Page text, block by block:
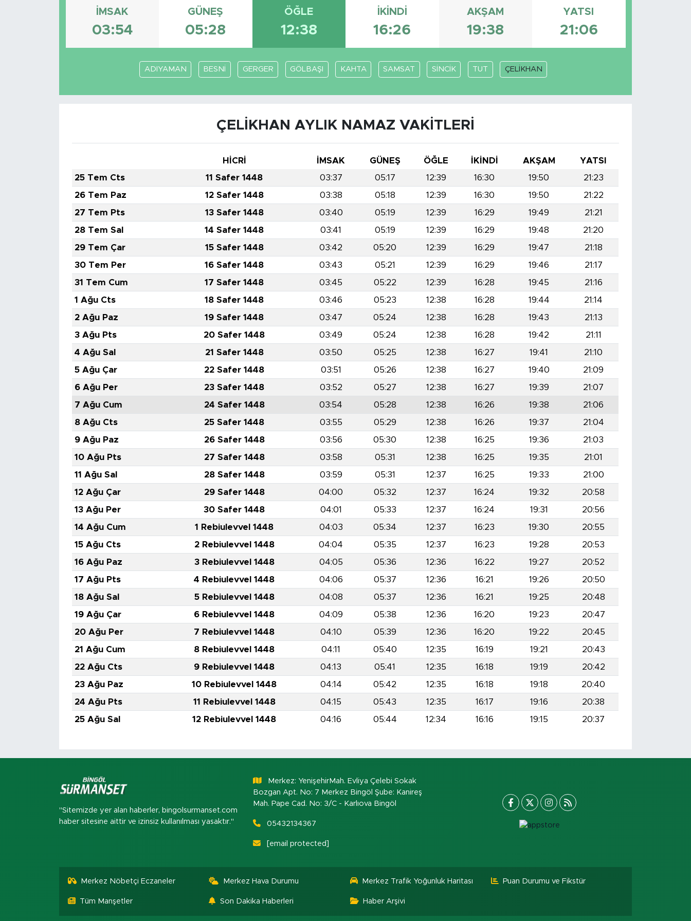
İMSAK
03:54
GÜNEŞ
05:28
ÖĞLE
12:38
İKINDI
16:26
AKŞAM
19:38
YATSI
21:06
ADIYAMAN BESNİ GERGER GÖLBAŞI KAHTA SAMSAT SİNCİK TUT ÇELİKHAN
ÇELİKHAN AYLIK NAMAZ VAKITLERI
HİCRİ İMSAK GÜNEŞ ÖĞLE İKINDI AKŞAM
YATSI
25 Tem Cts
11 Safer 1448 03:37 05:17 12:39 16:30 19:50
21:23
26 Tem Paz
12 Safer 1448 03:38 05:18 12:39 16:30 19:50
21:22
27 Tem Pts
13 Safer 1448 03:40 05:19 12:39 16:29 19:49
21:21
28 Tem Sal
14 Safer 1448 03:41 05:19 12:39 16:29 19:48
21:20
29 Tem Çar
15 Safer 1448 03:42 05:20 12:39 16:29 19:47
21:18
30 Tem Per
16 Safer 1448 03:43 05:21 12:39 16:29 19:46
21:17
31 Tem Cum
17 Safer 1448 03:45 05:22 12:39 16:28 19:45
21:16
1 Ağu Cts
18 Safer 1448 03:46 05:23 12:38 16:28 19:44
21:14
2 Ağu Paz
19 Safer 1448 03:47 05:24 12:38 16:28 19:43
21:13
3 Ağu Pts
20 Safer 1448 03:49 05:24 12:38 16:28 19:42
21:11
4 Ağu Sal
21 Safer 1448 03:50 05:25 12:38 16:27 19:41
21:10
5 Ağu Çar
22 Safer 1448 03:51 05:26 12:38 16:27 19:40
21:09
6 Ağu Per
23 Safer 1448 03:52 05:27 12:38 16:27 19:39
21:07
7 Ağu Cum
24 Safer 1448 03:54 05:28 12:38 16:26 19:38
21:06
8 Ağu Cts
25 Safer 1448 03:55 05:29 12:38 16:26 19:37
21:04
9 Ağu Paz
26 Safer 1448 03:56 05:30 12:38 16:25 19:36
21:03
10 Ağu Pts
27 Safer 1448 03:58 05:31 12:38 16:25 19:35
21:01
11 Ağu Sal
28 Safer 1448 03:59 05:31 12:37 16:25 19:33
21:00
12 Ağu Çar
29 Safer 1448 04:00 05:32 12:37 16:24 19:32
20:58
13 Ağu Per
30 Safer 1448 04:01 05:33 12:37 16:24 19:31
20:56
14 Ağu Cum
1 Rebiulevvel 1448 04:03 05:34 12:37 16:23 19:30
20:55
15 Ağu Cts
2 Rebiulevvel 1448 04:04 05:35 12:37 16:23 19:28
20:53
16 Ağu Paz
3 Rebiulevvel 1448 04:05 05:36 12:36 16:22 19:27
20:52
17 Ağu Pts
4 Rebiulevvel 1448 04:06 05:37 12:36 16:21 19:26
20:50
18 Ağu Sal
5 Rebiulevvel 1448 04:08 05:37 12:36 16:21 19:25
20:48
19 Ağu Çar
6 Rebiulevvel 1448 04:09 05:38 12:36 16:20 19:23
20:47
20 Ağu Per
7 Rebiulevvel 1448 04:10 05:39 12:36 16:20 19:22
20:45
21 Ağu Cum
8 Rebiulevvel 1448 04:11 05:40 12:35 16:19 19:21
20:43
22 Ağu Cts
9 Rebiulevvel 1448 04:13 05:41 12:35 16:18 19:19
20:42
23 Ağu Paz
10 Rebiulevvel 1448 04:14 05:42 12:35 16:18 19:18
20:40
24 Ağu Pts
11 Rebiulevvel 1448 04:15 05:43 12:35 16:17 19:16
20:38
25 Ağu Sal
12 Rebiulevvel 1448 04:16 05:44 12:34 16:16 19:15 20:37
"Sitemizde yer alan haberler, bingolsurmanset.com
haber sitesine aittir ve izinsiz kullanılması yasaktır."
Merkez: YenişehirMah. Evliya Çelebi Sokak
Bozgan Apt. No: 7 Merkez Bingöl Şube: Kanireş
Mah. Pape Cad. No: 3/C - Karlıova Bingöl
05432134367
[email protected]
Merkez Nöbetçi Eczaneler Merkez Hava Durumu Merkez Trafik Yoğunluk Haritası Puan Durumu ve Fikstür
Tüm Manşetler Son Dakika Haberleri Haber Arşivi
Bingöl Kaza Haberleri